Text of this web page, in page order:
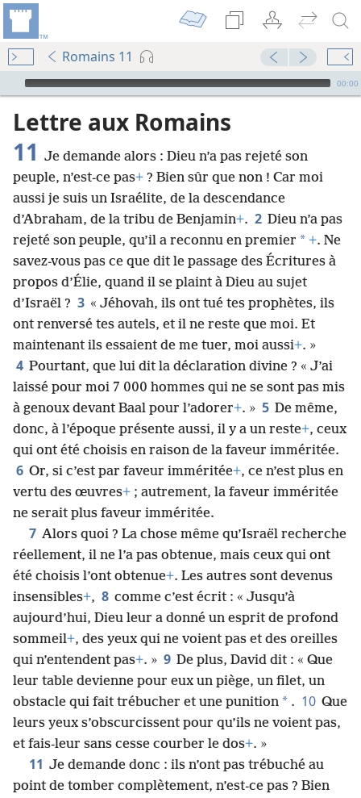
Romains 11
Audio Player
00:00
Lettre aux Romains
11 Je demande alors : Dieu n’a pas rejeté son
peuple, n’est-ce pas+ ? Bien sûr que non ! Car moi
aussi je suis un Israélite, de la descendance
d’Abraham, de la tribu de Benjamin+. 2 Dieu n’a pas
rejeté son peuple, qu’il a reconnu en premier * +. Ne
savez-vous pas ce que dit le passage des Écritures à
propos d’Élie, quand il se plaint à Dieu au sujet
d’Israël ? 3 « Jéhovah, ils ont tué tes prophètes, ils
ont renversé tes autels, et il ne reste que moi. Et
maintenant ils essaient de me tuer, moi aussi+. »
4 Pourtant, que lui dit la déclaration divine ? « J’ai
laissé pour moi 7 000 hommes qui ne se sont pas mis
à genoux devant Baal pour l’adorer+. » 5 De même,
donc, à l’époque présente aussi, il y a un reste+, ceux
qui ont été choisis en raison de la faveur imméritée.
6 Or, si c’est par faveur imméritée+, ce n’est plus en
vertu des œuvres+ ; autrement, la faveur imméritée
ne serait plus faveur imméritée.
7 Alors quoi ? La chose même qu’Israël recherche
réellement, il ne l’a pas obtenue, mais ceux qui ont
été choisis l’ont obtenue+. Les autres sont devenus
insensibles+, 8 comme c’est écrit : « Jusqu’à
aujourd’hui, Dieu leur a donné un esprit de profond
sommeil+, des yeux qui ne voient pas et des oreilles
qui n’entendent pas+. » 9 De plus, David dit : « Que
leur table devienne pour eux un piège, un filet, un
obstacle qui fait trébucher et une punition * . 10 Que
leurs yeux s’obscurcissent pour qu’ils ne voient pas,
et fais-leur sans cesse courber le dos+. »
11 Je demande donc : ils n’ont pas trébuché au
point de tomber complètement, n’est-ce pas ? Bien